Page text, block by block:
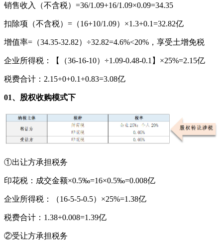
销售收入（不含税）=36/1.09+16/1.09×0.09=34.35
扣除项（不含税）=（16+10/1.09）×1.3+0.1=32.82亿
增值率=（34.35-32.82）÷32.82=4.6%<20%，享受土增免税
企业所得税：【（36-16-10）÷1.09-0.48-0.1】×25%=2.15亿
税费合计：2.15+0+0.1+0.83=3.08亿
01、股权收购模式下
①出让方承担税务
印花税：成交金额×0.5‰=16×0.5‰=0.008亿
企业所得税：（16-5-5-0.5）×25%=1.38亿
税费合计：1.38+0.008=1.39亿
②受让方承担税务